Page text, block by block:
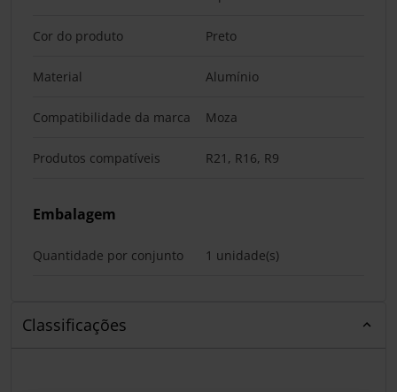
Cor do produto Preto
Material Alumínio
Compatibilidade da marca Moza
Produtos compatíveis R21, R16, R9
Embalagem
Quantidade por conjunto 1 unidade(s)
Classificações